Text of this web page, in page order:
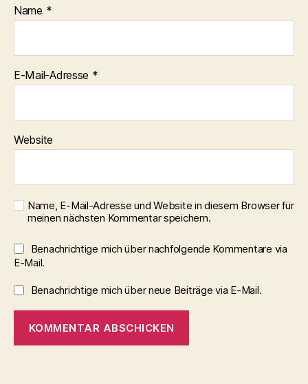
Name *
E-Mail-Adresse *
Website
Name, E-Mail-Adresse und Website in diesem Browser für
meinen nächsten Kommentar speichern.
Benachrichtige mich über nachfolgende Kommentare via
E-Mail.
Benachrichtige mich über neue Beiträge via E-Mail.